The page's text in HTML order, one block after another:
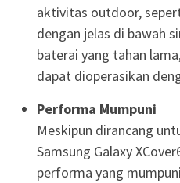
aktivitas outdoor,
dengan jelas di bawah
baterai yang tahan
dapat dioperasikan
Performa Mumpuni
Meskipun dirancang
Samsung Galaxy
performa yang